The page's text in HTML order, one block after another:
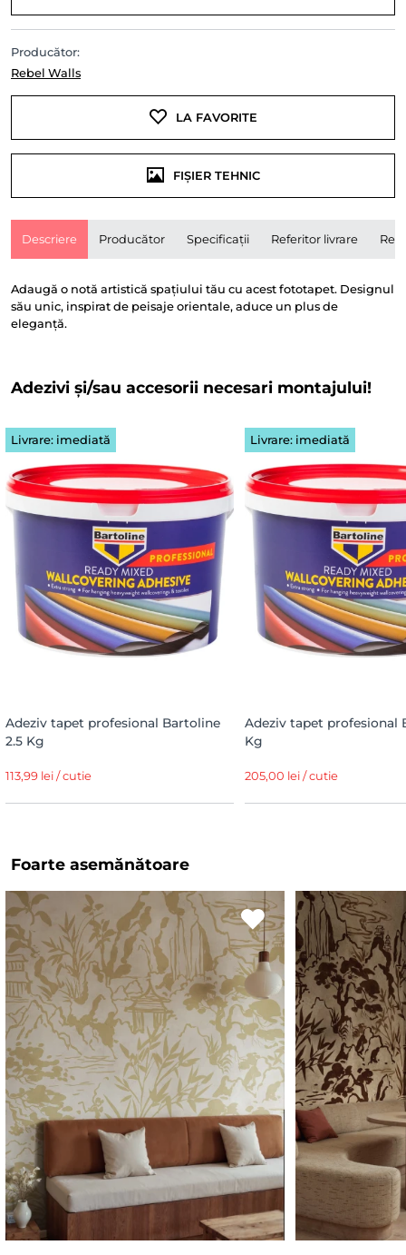
Producător:
Rebel Walls
LA FAVORITE
FIȘIER TEHNIC
Descriere Producător Specificații Referitor livrare
Adaugă o notă artistică spațiului tău cu acest fototapet. Designul
său unic, inspirat de peisaje orientale, aduce un plus de
eleganță.
Adezivi și/sau accesorii necesari montajului!
Livrare: imediată
Adeziv tapet profesional Bartoline
2.5 Kg
113,99 lei / cutie
Livrare: imediată
Adeziv tapet profesional
Kg
205,00 lei / cutie
Foarte asemănătoare